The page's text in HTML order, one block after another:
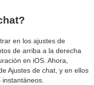
en los ajustes de
de arriba a la derecha
en iOS. Ahora,
Ajustes de chat, y en ellos